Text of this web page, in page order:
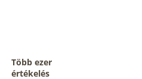
Több ezer
értékelés